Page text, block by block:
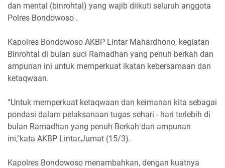
dan mental (binrohtal) yang wajib diikuti seluruh anggota
Polres Bondowoso .
Kapolres Bondowoso AKBP Lintar Mahardhono, kegiatan
Binrohtal di bulan suci Ramadhan yang penuh berkah dan
ampunan ini untuk memperkuat ikatan kebersamaan dan
ketaqwaan.
“Untuk memperkuat ketaqwaan dan keimanan kita sebagai
pondasi dalam pelaksanaan tugas sehari - hari terlebih di
bulan Ramadhan yang penuh Berkah dan ampunan
ini,"kata AKBP Lintar,Jumat (15/3).
Kapolres Bondowoso menambahkan, dengan kuatnya